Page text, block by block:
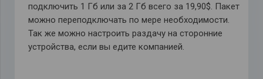
подключить 1 Гб или за 2 Гб всего за 19,90$. Пакет
можно переподключать по мере необходимости.
Так же можно настроить раздачу на сторонние
устройства, если вы едите компанией.